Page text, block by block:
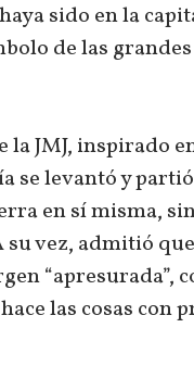
sido en la
de las
JMJ, inspirado
se levantó y
en sí misma,
vez, admitió
“apresurada”,
las cosas con